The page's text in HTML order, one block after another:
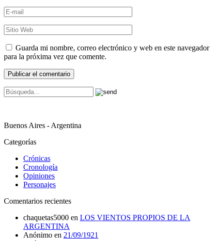
Guarda mi nombre, correo electrónico y web en este navegador
para la próxima vez que comente.
Buenos Aires - Argentina
Categorías
Crónicas
Cronología
Opiniones
Personajes
Comentarios recientes
chaquetas5000 en LOS VIENTOS PROPIOS DE LA
ARGENTINA
Anónimo en 21/09/1921